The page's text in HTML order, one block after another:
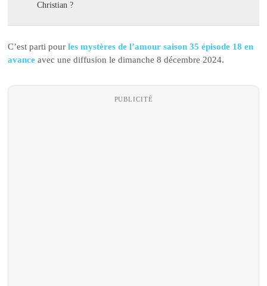
Christian ?
C’est parti pourles mystères de l’amour saison 35 épisode 18 en
avanceavec une diffusion le dimanche 8 décembre 2024.
PUBLICITÉ